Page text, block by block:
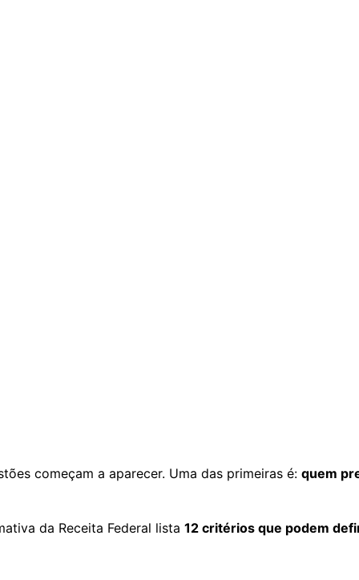
começam a aparecer. Uma das primeiras é: quem
da Receita Federal lista 12 critérios que podem